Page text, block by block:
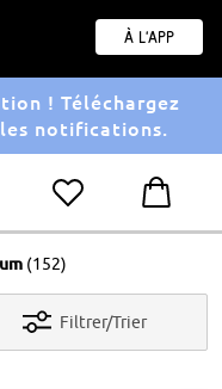
À l'app
! Téléchargez
notifications.
(152)
Filtrer/Trier